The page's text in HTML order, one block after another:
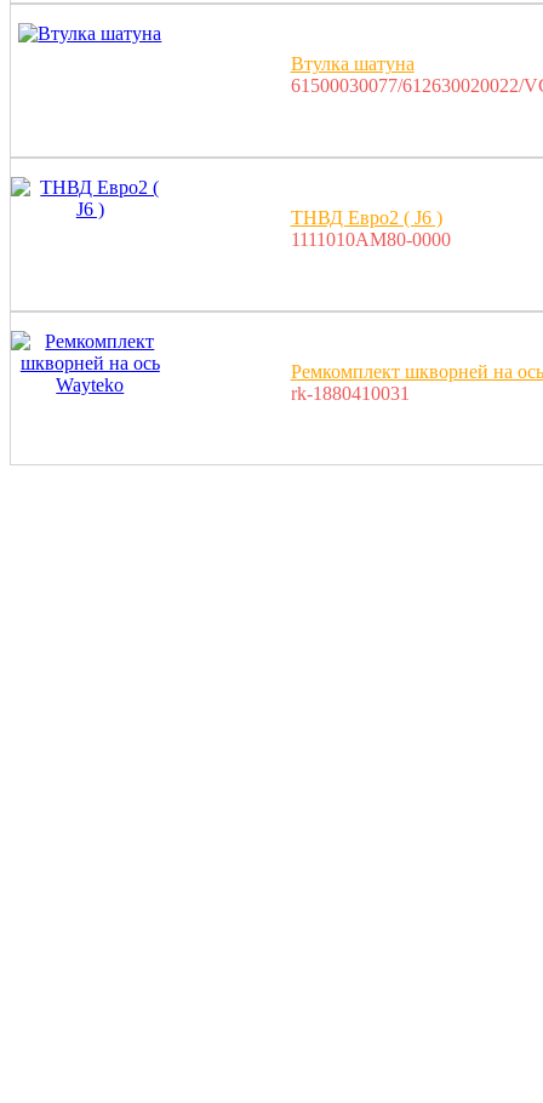
Втулка шатуна
61500030077/612630020022/
ТНВД Евро2 ( J6 )
1111010AM80-0000
Ремкомплект шкворней на
rk-1880410031